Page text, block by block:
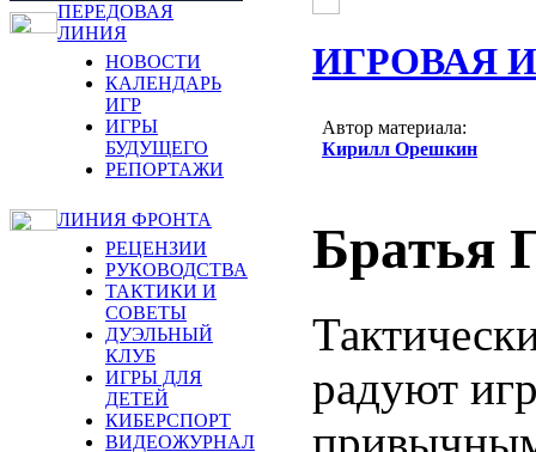
ПЕРЕДОВАЯ
ЛИНИЯ
НОВОСТИ
КАЛЕНДАРЬ
ИГР
ИГРЫ
БУДУЩЕГО
РЕПОРТАЖИ
ЛИНИЯ ФРОНТА
РЕЦЕНЗИИ
РУКОВОДСТВА
ТАКТИКИ И
СОВЕТЫ
ДУЭЛЬНЫЙ
КЛУБ
ИГРЫ ДЛЯ
ДЕТЕЙ
КИБЕРСПОРТ
ВИДЕОЖУРНАЛ
ИГРОВАЯ
Автор материала:
Кирилл Орешкин
Братья
радуют